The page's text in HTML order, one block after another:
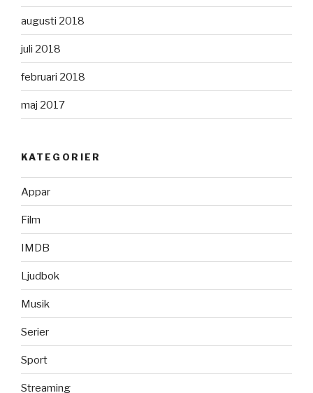
augusti 2018
juli 2018
februari 2018
maj 2017
KATEGORIER
Appar
Film
IMDB
Ljudbok
Musik
Serier
Sport
Streaming